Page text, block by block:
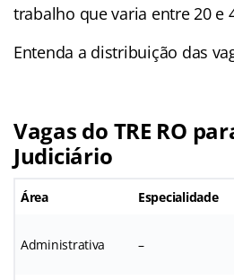
trabalho que varia entre 20 e
Entenda a distribuição das
Vagas do TRE RO
Judiciário
Área Especialidade
Administrativa –